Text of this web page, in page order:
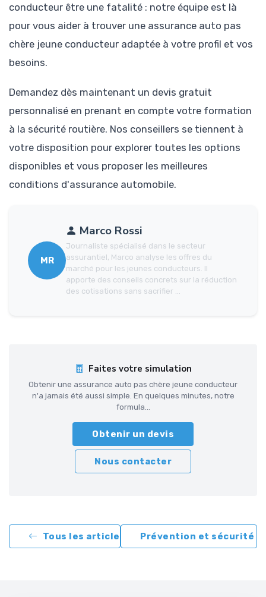
conducteur être une fatalité : notre équipe est là
pour vous aider à trouver une assurance auto pas
chère jeune conducteur adaptée à votre profil et vos
besoins.
Demandez dès maintenant un devis gratuit
personnalisé en prenant en compte votre formation
à la sécurité routière. Nos conseillers se tiennent à
votre disposition pour explorer toutes les options
disponibles et vous proposer les meilleures
conditions d'assurance automobile.
MR
Marco Rossi
Journaliste spécialisé dans le secteur
assurantiel, Marco analyse les offres du
marché pour les jeunes conducteurs. Il
apporte des conseils concrets sur la réduction
des cotisations sans sacrifier ...
Faites votre simulation
Obtenir une assurance auto pas chère jeune conducteur
n'a jamais été aussi simple. En quelques minutes, notre
formula...
Obtenir un devis
Nous contacter
Tous les articles Prévention et sécurité